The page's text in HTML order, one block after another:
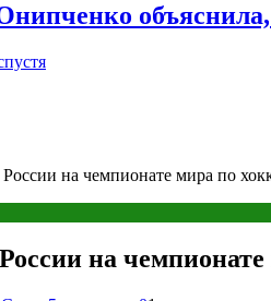
на чемпионате мира по
на